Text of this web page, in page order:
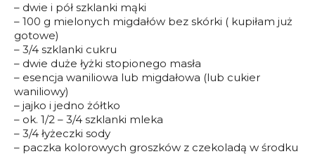
– dwie i pół szklanki mąki
– 100 g mielonych migdałów bez skórki ( kupiłam już
gotowe)
– 3/4 szklanki cukru
– dwie duże łyżki stopionego masła
– esencja waniliowa lub migdałowa (lub cukier
waniliowy)
– jajko i jedno żółtko
– ok. 1/2 – 3/4 szklanki mleka
– 3/4 łyżeczki sody
– paczka kolorowych groszków z czekoladą w środku